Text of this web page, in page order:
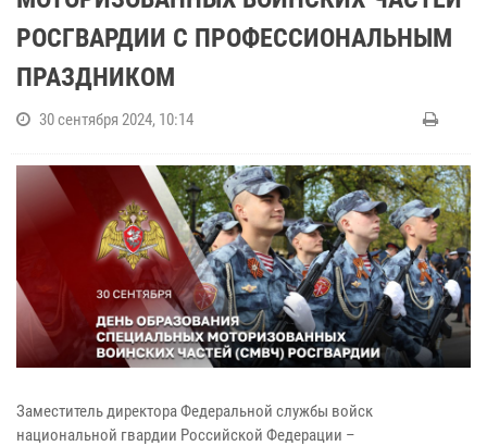
РОСГВАРДИИ С ПРОФЕССИОНАЛЬНЫМ
ПРАЗДНИКОМ
30 сентября 2024, 10:14
Заместитель директора Федеральной службы войск
национальной гвардии Российской Федерации –